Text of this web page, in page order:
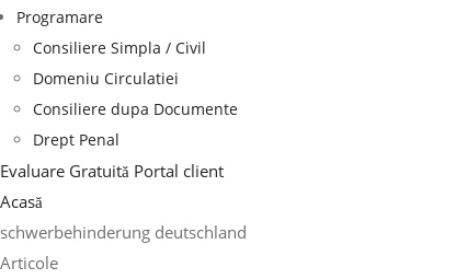
Programare
Consiliere Simpla / Civil
Domeniu Circulatiei
Consiliere dupa Documente
Drept Penal
Evaluare Gratuită Portal client
Acasă
schwerbehinderung deutschland
Articole